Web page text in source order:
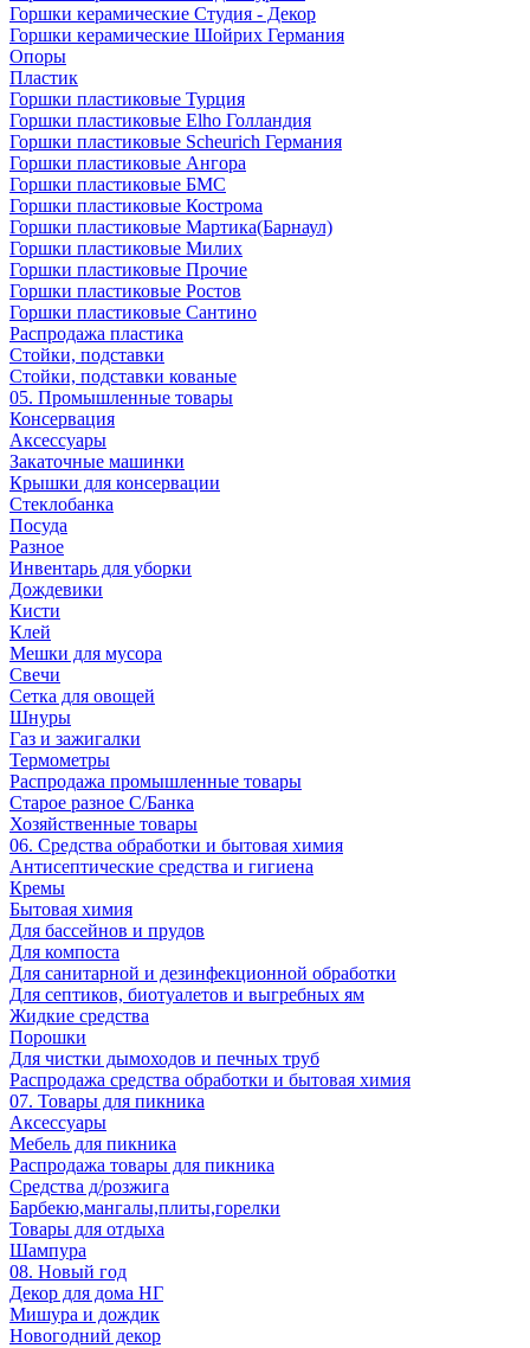
Горшки керамические Студия - Декор
Горшки керамические Шойрих Германия
Опоры
Пластик
Горшки пластиковые Турция
Горшки пластиковые Elho Голландия
Горшки пластиковые Scheuriсh Германия
Горшки пластиковые Ангора
Горшки пластиковые БМС
Горшки пластиковые Кострома
Горшки пластиковые Мартика(Барнаул)
Горшки пластиковые Милих
Горшки пластиковые Прочие
Горшки пластиковые Ростов
Горшки пластиковые Сантино
Распродажа пластика
Стойки, подставки
Стойки, подставки кованые
05. Промышленные товары
Консервация
Аксессуары
Закаточные машинки
Крышки для консервации
Стеклобанка
Посуда
Разное
Инвентарь для уборки
Дождевики
Кисти
Клей
Мешки для мусора
Свечи
Сетка для овощей
Шнуры
Газ и зажигалки
Термометры
Распродажа промышленные товары
Старое разное С/Банка
Хозяйственные товары
06. Средства обработки и бытовая химия
Антисептические средства и гигиена
Кремы
Бытовая химия
Для бассейнов и прудов
Для компоста
Для санитарной и дезинфекционной обработки
Для септиков, биотуалетов и выгребных ям
Жидкие средства
Порошки
Для чистки дымоходов и печных труб
Распродажа средства обработки и бытовая химия
07. Товары для пикника
Аксессуары
Мебель для пикника
Распродажа товары для пикника
Средства д/розжига
Барбекю,мангалы,плиты,горелки
Товары для отдыха
Шампура
08. Новый год
Декор для дома НГ
Мишура и дождик
Новогодний декор